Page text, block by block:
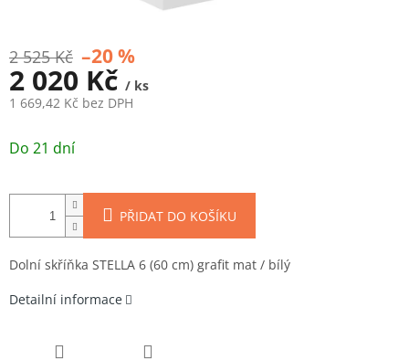
2 525 Kč –20 %
2 020 Kč / ks
1 669,42 Kč bez DPH
cena:
Do 21 dní
PŘIDAT DO KOŠÍKU
Dolní skříňka STELLA 6 (60 cm) grafit mat / bílý
Detailní informace